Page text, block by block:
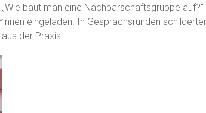
baut man eine Nachbarschaftsgruppe
eingeladen. In Gesprächsrunden
der Praxis.